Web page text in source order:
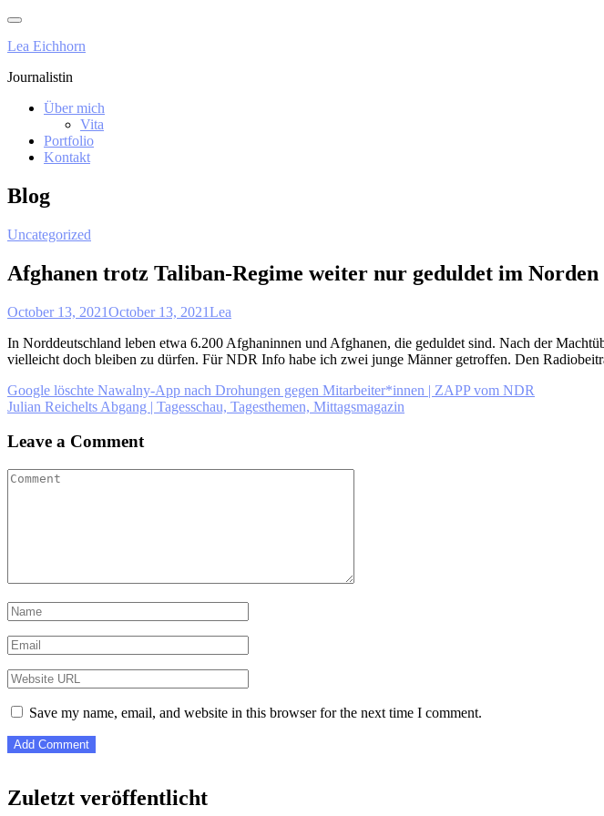
Skip
content
Lea Eichhorn
Journalistin
Über mich
Vita
Portfolio
Kontakt
Blog
Uncategorized
Afghanen trotz Taliban-Regime weiter nur geduldet im
October 13, 2021October 13, 2021Lea
In Norddeutschland leben etwa 6.200 Afghaninnen und Afghanen, die geduldet sind. Nach der
vielleicht doch bleiben zu dürfen. Für NDR Info habe ich zwei junge Männer getroffen. Den
Post
navigation
Google löschte Nawalny-App nach Drohungen gegen Mitarbeiter*innen | ZAPP vom NDR
Julian Reichelts Abgang | Tagesschau, Tagesthemen, Mittagsmagazin
Leave a Comment
Save my name, email, and website in this browser for the next time I comment.
Zuletzt veröffentlicht